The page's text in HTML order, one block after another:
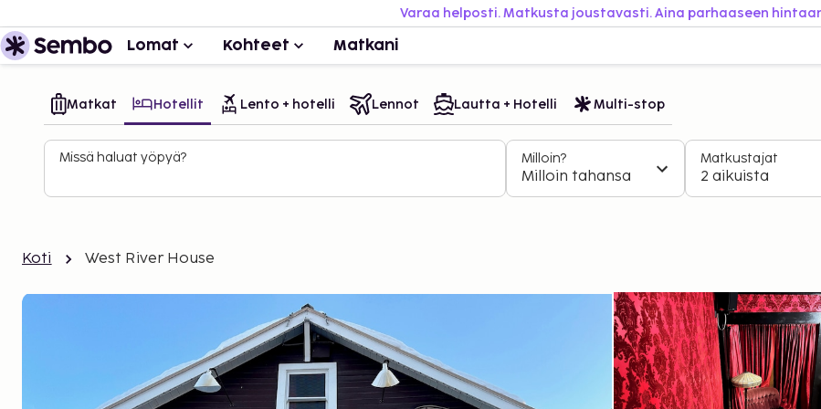
Varaa helposti. Matkusta joustavasti. Aina parhaaseen
Lomat Kohteet Matkani
Matkat Hotellit Lento + hotelli Lennot Lautta + Hotelli Multi-stop
Missä haluat yöpyä? Milloin?
Milloin tahansa
Matkustajat
2 aikuista
Koti West River House